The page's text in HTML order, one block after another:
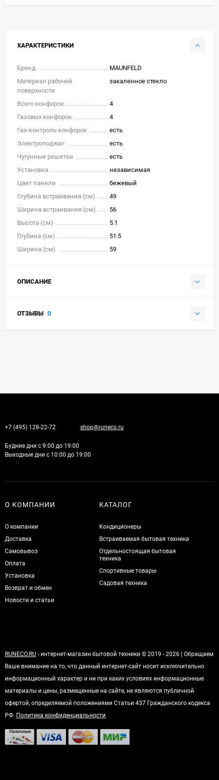
ХАРАКТЕРИСТИКИ
Бренд
MAUNFELD
Материал рабочей
поверхности
закаленное стекло
Всего конфорок
4
Газовых конфорок
4
Газ-контроль конфорок
есть
Электроподжиг
есть
Чугунные решетки
есть
Установка
независимая
Цвет панели
бежевый
Глубина встраивания (см)
49
Ширина встраивания (см)
56
Высота (см)
5.1
Глубина (см)
51.5
Ширина (см)
59
ОПИСАНИЕ
ОТЗЫВЫ 0
+7 (495) 128-22-72 shop@runeco.ru
Будние дни с 9:00 до 19:00
Выходные дни с 10:00 до 19:00
О КОМПАНИИ
О компании
Доставка
Самовывоз
Оплата
Установка
Возврат и обмен
Новости и статьи
КАТАЛОГ
Кондиционеры
Встраиваемая бытовая техника
Отдельностоящая бытовая
техника
Спортивные товары
Садовая техника
RUNECO.RU - интернет-магазин бытовой техники © 2019 - 2026 | Обращаем
Ваше внимание на то, что данный интернет-сайт носит исключительно
информационный характер и ни при каких условиях информационные
материалы и цены, размещенные на сайте, не являются публичной
офертой, определяемой положениями Статьи 437 Гражданского кодекса
РФ. Политика конфиденциальности.